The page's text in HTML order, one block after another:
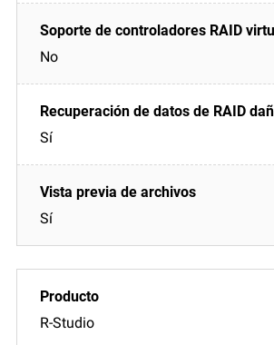
No
Sí
Sí
R-Studio